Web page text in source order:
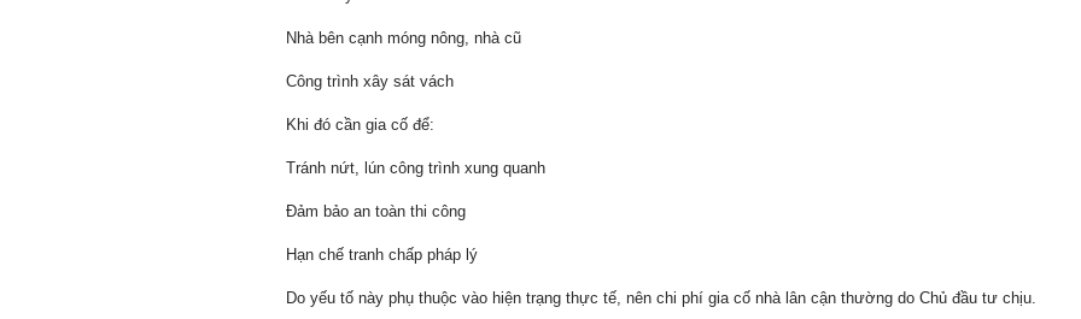
Nhà bên cạnh móng nông, nhà cũ
Công trình xây sát vách
Khi đó cần gia cố để:
Tránh nứt, lún công trình xung quanh
Đảm bảo an toàn thi công
Hạn chế tranh chấp pháp lý
Do yếu tố này phụ thuộc vào hiện trạng thực tế, nên chi phí gia cố nhà lân cận thường do Chủ đầu tư chịu.